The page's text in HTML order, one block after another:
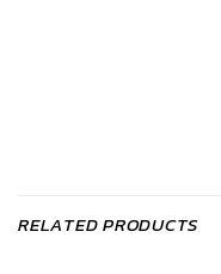
RELATED PRODUCTS